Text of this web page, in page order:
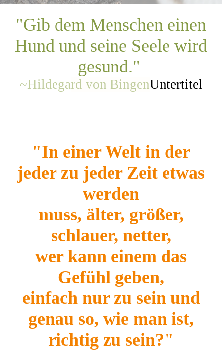
"Gib dem Menschen einen
Hund und seine Seele wird
gesund."
~Hildegard von BingenUntertitel
"In einer Welt in der
jeder zu jeder Zeit etwas
werden
muss, älter, größer,
schlauer, netter,
wer kann einem das
Gefühl geben,
einfach nur zu sein und
genau so, wie man ist,
richtig zu sein?"